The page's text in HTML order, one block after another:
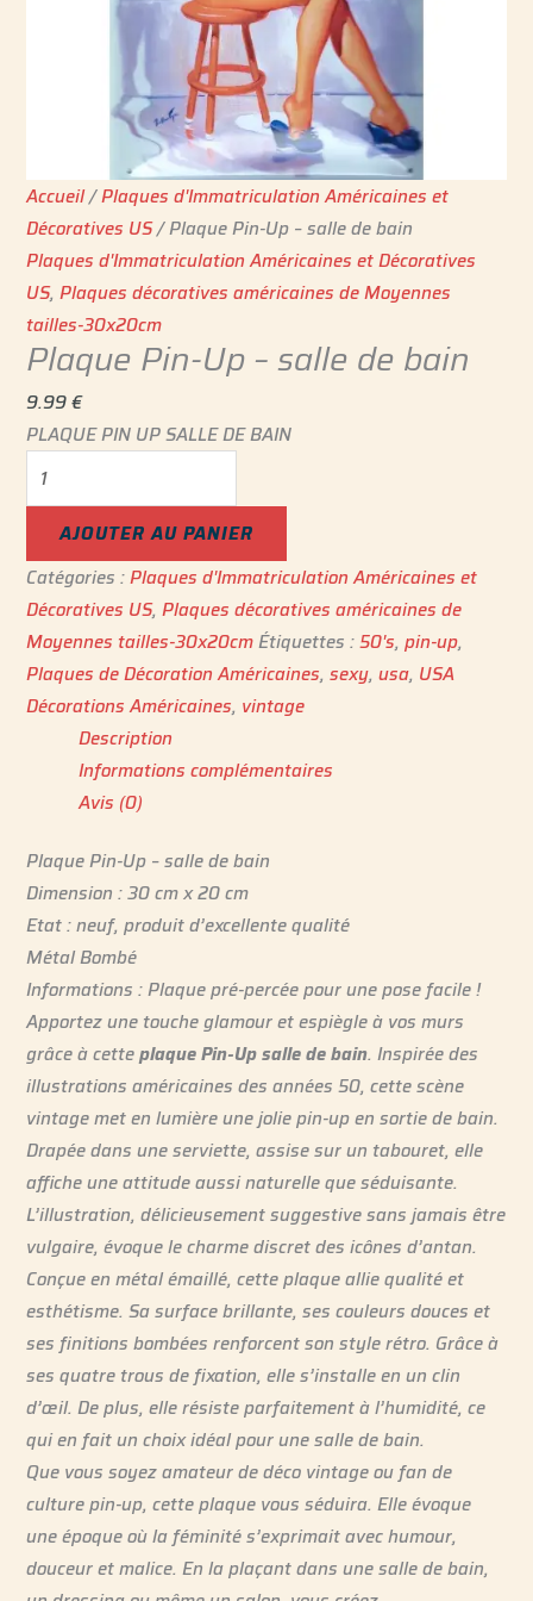
Accueil/Plaques d'Immatriculation Américaines et
Décoratives US/ Plaque Pin-Up – salle de bain
Plaques d'Immatriculation Américaines et Décoratives
US,Plaques décoratives américaines de Moyennes
tailles-30x20cm
Plaque Pin-Up – salle de bain
9.99€
PLAQUE PIN UP SALLE DE BAIN
AJOUTER AU PANIER
Catégories :Plaques d'Immatriculation Américaines et
Décoratives US,Plaques décoratives américaines de
Moyennes tailles-30x20cmÉtiquettes :50's,pin-up,
Plaques de Décoration Américaines,sexy,usa, USA
Décorations Américaines, vintage
Description
Informations complémentaires
Avis (0)
Plaque Pin-Up – salle de bain
Dimension : 30 cm x 20 cm
Etat : neuf, produit d’excellente qualité
Métal Bombé
Informations : Plaque pré-percée pour une pose facile !
Apportez une touche glamour et espiègle à vos murs
grâce à cetteplaque Pin-Up salle de bain. Inspirée des
illustrations américaines des années 50, cette scène
vintage met en lumière une jolie pin-up en sortie de bain.
Drapée dans une serviette, assise sur un tabouret, elle
affiche une attitude aussi naturelle que séduisante.
L’illustration, délicieusement suggestive sans jamais être
vulgaire, évoque le charme discret des icônes d’antan.
Conçue en métal émaillé, cette plaque allie qualité et
esthétisme. Sa surface brillante, ses couleurs douces et
ses finitions bombées renforcent son style rétro. Grâce à
ses quatre trous de fixation, elle s’installe en un clin
d’œil. De plus, elle résiste parfaitement à l’humidité, ce
qui en fait un choix idéal pour une salle de bain.
Que vous soyez amateur de déco vintage ou fan de
culture pin-up, cette plaque vous séduira. Elle évoque
une époque où la féminité s’exprimait avec humour,
douceur et malice. En la plaçant dans une salle de bain,